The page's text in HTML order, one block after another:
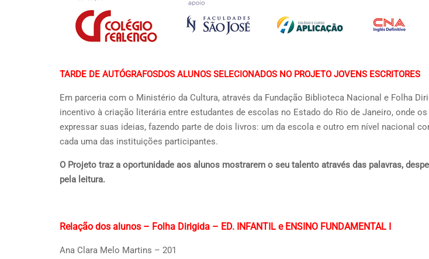
TARDE DE AUTÓGRAFOSDOS ALUNOS SELECIONADOS NO PROJETO JOVENS ESCRITORES
Em parceria com o Ministério da Cultura, através da Fundação Biblioteca Nacional e Folha
incentivo à criação literária entre estudantes de escolas no Estado do Rio de Janeiro, onde
expressar suas ideias, fazendo parte de dois livros: um da escola e outro em nível nacional
cada uma das instituições participantes.
O Projeto traz a oportunidade aos alunos mostrarem o seu talento através das palavras,
pela leitura.
Relação dos alunos – Folha Dirigida – ED. INFANTIL e ENSINO FUNDAMENTAL I
Ana Clara Melo Martins – 201